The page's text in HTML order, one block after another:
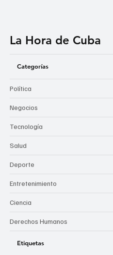
La Hora de Cuba
Categorías
Política
Negocios
Tecnología
Salud
Deporte
Entretenimiento
Ciencia
Derechos Humanos
Etiquetas